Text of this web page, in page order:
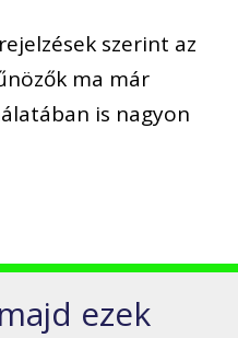
szerint az
ma már
is nagyon
ezek